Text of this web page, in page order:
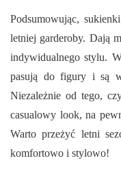
Podsumowując,
letniej garderoby. Dają
indywidualnego stylu.
pasują do figury i są
Niezależnie od tego,
casualowy look, na
Warto przeżyć letni
komfortowo i stylowo!